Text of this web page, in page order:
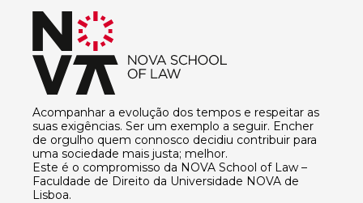
Acompanhar a evolução dos tempos e respeitar as
suas exigências. Ser um exemplo a seguir. Encher
de orgulho quem connosco decidiu contribuir para
uma sociedade mais justa; melhor.
Este é o compromisso da NOVA School of Law –
Faculdade de Direito da Universidade NOVA de
Lisboa.